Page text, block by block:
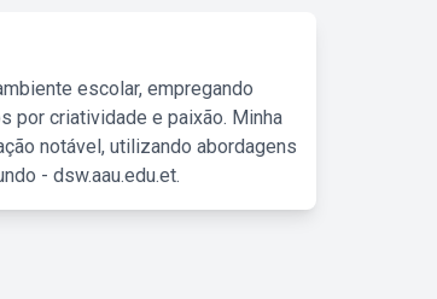
escolar, empregando
por criatividade e paixão. Minha
notável, utilizando abordagens
- dsw.aau.edu.et.